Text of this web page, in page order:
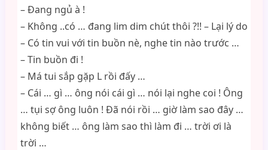
– Đang ngủ à !
– Không ..có … đang lim dim chút thôi ?!! – Lại lý do
– Có tin vui với tin buồn nè, nghe tin nào trước …
– Tin buồn đi !
– Má tui sắp gặp L rồi đấy …
– Cái … gì … ông nói cái gì … nói lại nghe coi ! Ông
… tụi sợ ông luôn ! Đã nói rồi … giờ làm sao đây …
không biết … ông làm sao thì làm đi … trời ơi là
trời …